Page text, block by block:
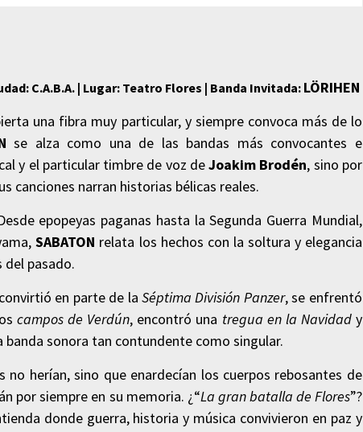
C.A.B.A. | Lugar: Teatro Flores | Banda Invitada: LÖRIHEN
una fibra muy particular, y siempre convoca más de lo
se alza como una de las bandas más convocantes e
y el particular timbre de voz deJoakim Brodén, sino por
canciones narran historias bélicas reales.
epopeyas paganas hasta la Segunda Guerra Mundial,
SABATON relata los hechos con la soltura y elegancia
del pasado.
en parte de laSéptima División Panzer, se enfrentó
campos de Verdún, encontró una tregua en la Navidady
sonora tan contundente como singular.
no herían, sino que enardecían los cuerpos rebosantes de
por siempre en su memoria. ¿“La gran batalla de Flores”?
donde guerra, historia y música convivieron en paz y